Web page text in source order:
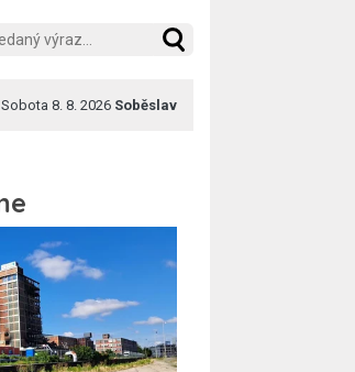
Sobota 8. 8. 2026 Soběslav